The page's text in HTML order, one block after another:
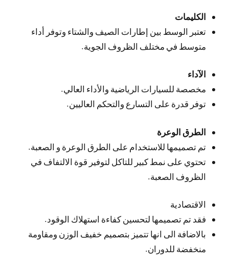
الكليمات
تعتبر الوسط بين إطارات الصيف والشتاء وتوفر أداء
متوسط في مختلف الظروف الجوية.
الآداء
مخصصة للسيارات الرياضية والأداء العالي.
توفر قدرة على التسارع والتحكم العاليين.
الطرق الوعرة
تم تصميمها للاستخدام على الطرق الوعرة و الصعبة.
تحتوي على نمط كبير للتاكل لتوفير قوة الالتفاف في
الظروف الصعبة.
الاقتصادية
فقد تم تصميمها لتحسين كفاءة استهلاك الوقود.
بالاضافة الى انها تتميز بتصميم خفيف الوزن ومقاومة
منخفضة للدوران.